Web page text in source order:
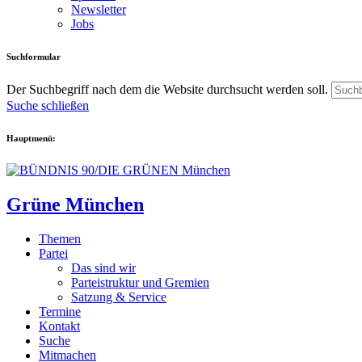
Newsletter
Jobs
Suchformular
Der Suchbegriff nach dem die Website durchsucht werden soll.
Suche schließen
Hauptmenü:
Grüne München
Themen
Partei
Das sind wir
Parteistruktur und Gremien
Satzung & Service
Termine
Kontakt
Suche
Mitmachen